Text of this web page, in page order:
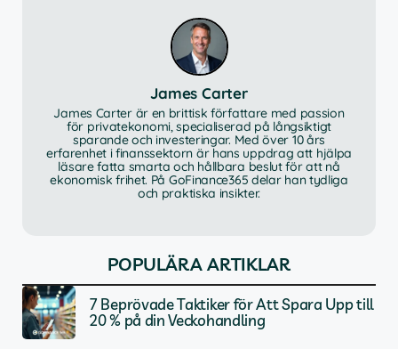
James Carter
James Carter är en brittisk författare med passion
för privatekonomi, specialiserad på långsiktigt
sparande och investeringar. Med över 10 års
erfarenhet i finanssektorn är hans uppdrag att hjälpa
läsare fatta smarta och hållbara beslut för att nå
ekonomisk frihet. På GoFinance365 delar han tydliga
och praktiska insikter.
POPULÄRA ARTIKLAR
7 Beprövade Taktiker för Att Spara Upp till
20 % på din Veckohandling